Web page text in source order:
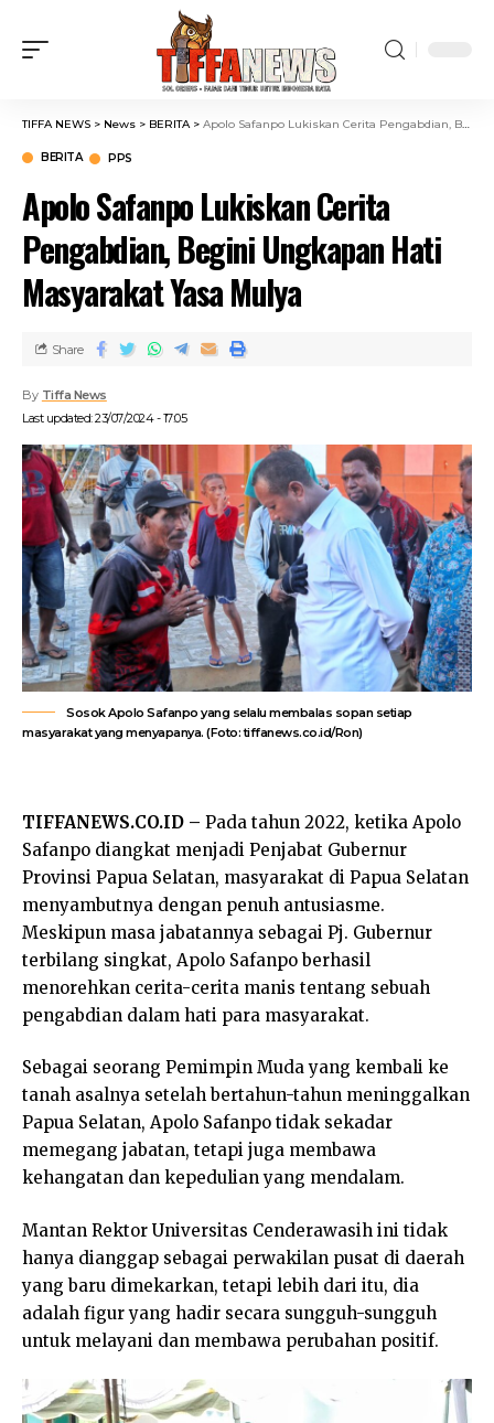
TIFFA NEWS > News > BERITA> Apolo Safanpo Lukiskan Cerita Pengabdian, Begini Ungkapan Hati Masyarakat Yasa Mulya
BERITA PPS
Apolo Safanpo Lukiskan Cerita
Pengabdian, Begini Ungkapan Hati
Masyarakat Yasa Mulya
Last updated: 23/07/2024 - 17:05
By Tiffa News
Share
Sosok Apolo Safanpo yang selalu membalas sopan setiap
masyarakat yang menyapanya. (Foto: tiffanews.co.id/Ron)
TIFFANEWS.CO.ID – Pada tahun 2022, ketika Apolo
Safanpo diangkat menjadi Penjabat Gubernur
Provinsi Papua Selatan, masyarakat di Papua Selatan
menyambutnya dengan penuh antusiasme.
Meskipun masa jabatannya sebagai Pj. Gubernur
terbilang singkat, Apolo Safanpo berhasil
menorehkan cerita-cerita manis tentang sebuah
pengabdian dalam hati para masyarakat.
Sebagai seorang Pemimpin Muda yang kembali ke
tanah asalnya setelah bertahun-tahun meninggalkan
Papua Selatan, Apolo Safanpo tidak sekadar
memegang jabatan, tetapi juga membawa
kehangatan dan kepedulian yang mendalam.
Mantan Rektor Universitas Cenderawasih ini tidak
hanya dianggap sebagai perwakilan pusat di daerah
yang baru dimekarkan, tetapi lebih dari itu, dia
adalah figur yang hadir secara sungguh-sungguh
untuk melayani dan membawa perubahan positif.